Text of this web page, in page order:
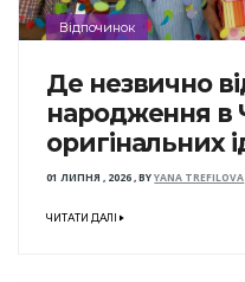
Відпочинок
Де незвично
народження в
оригінальних
01 ЛИПНЯ , 2026,BYYANA TREFILOVA
ЧИТАТИ ДАЛІ